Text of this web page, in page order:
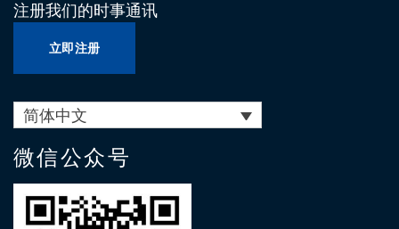
注册我们的时事通讯
立即注册
简体中文
微信公众号